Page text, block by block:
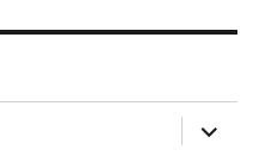
anzeigen